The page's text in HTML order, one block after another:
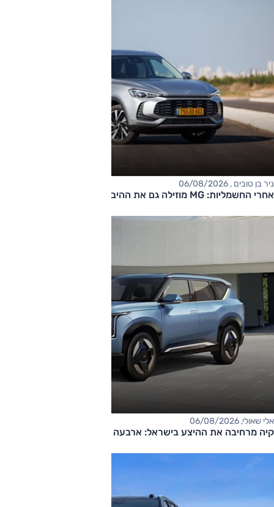
ניר בן טובים , 06/08/2026
אחרי החשמליות: MG מוזילה גם את ההיברידיות
אלי שאולי, 06/08/2026
קיה מרחיבה את ההיצע בישראל: ארבעה דגמים חדשים בדרך